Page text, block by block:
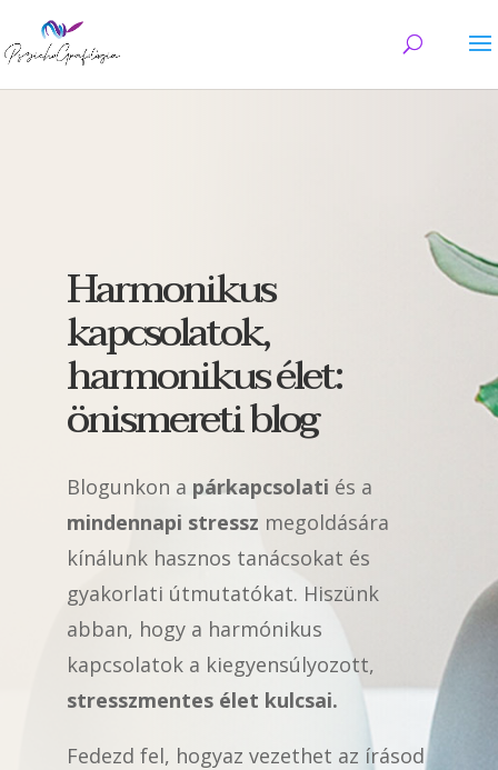
Harmonikus
kapcsolatok,
harmonikus élet:
önismereti blog
Blogunkon a párkapcsolati és a
mindennapi stressz megoldására
kínálunk hasznos tanácsokat és
gyakorlati útmutatókat. Hiszünk
abban, hogy a harmónikus
kapcsolatok a kiegyensúlyozott,
stresszmentes élet kulcsai.
Fedezd fel, hogyaz vezethet az írásod